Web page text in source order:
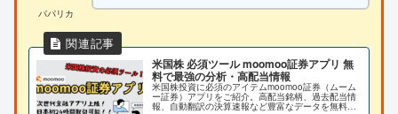
パパリカ
米国株 必須ツール moomoo証券アプリ 無
料で最強の分析・高配当情報
米国株投資に必須のアイテムmoomoo証券（ムーム
ー証券）アプリをご紹介。高配当銘柄、過去配当情
報、自動翻訳の決算速報など豊富なデータを無料で